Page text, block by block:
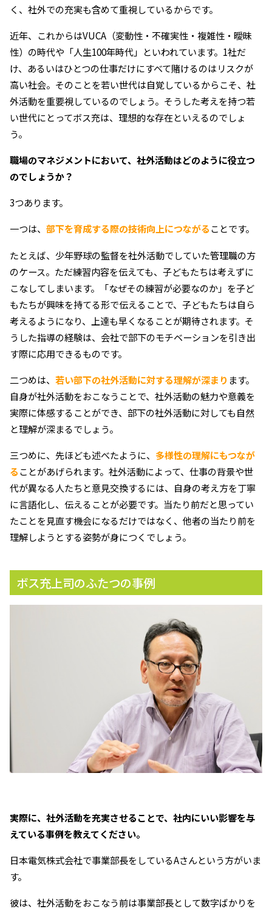
く、社外での充実も含めて重視しているからです。
近年、これからはVUCA（変動性・不確実性・複雑性・曖昧
性）の時代や「人生100年時代」といわれています。1社だ
け、あるいはひとつの仕事だけにすべて賭けるのはリスクが
高い社会。そのことを若い世代は自覚しているからこそ、社
外活動を重要視しているのでしょう。そうした考えを持つ若
い世代にとってボス充は、理想的な存在といえるのでしょ
う。
――職場のマネジメントにおいて、社外活動はどのように役立つ
のでしょうか？
3つあります。
一つは、部下を育成する際の技術向上につながることです。
たとえば、少年野球の監督を社外活動でしていた管理職の方
のケース。ただ練習内容を伝えても、子どもたちは考えずに
こなしてしまいます。「なぜその練習が必要なのか」を子ど
もたちが興味を持てる形で伝えることで、子どもたちは自ら
考えるようになり、上達も早くなることが期待されます。そ
うした指導の経験は、会社で部下のモチベーションを引き出
す際に応用できるものです。
二つめは、若い部下の社外活動に対する理解が深まり ます。
自身が社外活動をおこなうことで、社外活動の魅力や意義を
実際に体感することができ、部下の社外活動に対しても自然
と理解が深まるでしょう。
三つめに、先ほども述べたように、 多様性の理解にもつなが
ることがあげられます。社外活動によって、仕事の背景や世
代が異なる人たちと意見交換するには、自身の考え方を丁寧
に言語化し、伝えることが必要です。当たり前だと思ってい
たことを見直す機会になるだけではなく、他者の当たり前を
理解しようとする姿勢が身につくでしょう。
ボス充上司のふたつの事例
――実際に、社外活動を充実させることで、社内にいい影響を与
えている事例を教えてください。
日本電気株式会社で事業部長をしているAさんという方がいま
す。
彼は、社外活動をおこなう前は事業部長として数字ばかりを